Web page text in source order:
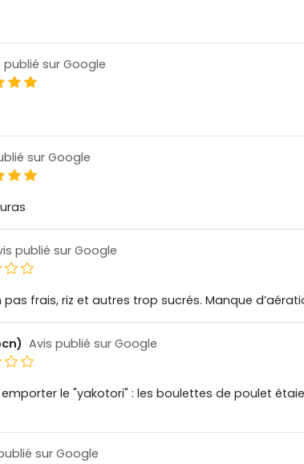
publié sur Google
sur Google
publié sur Google
pas frais, riz et autres trop sucrés. Manque
Avis publié sur Google
le "yakotori" : les boulettes de poulet
sur Google